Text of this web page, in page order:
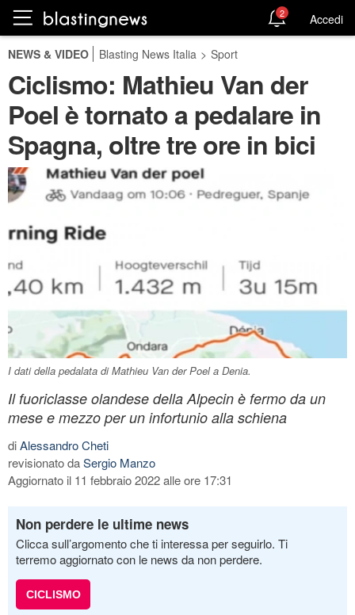
2 Accedi
NEWS & VIDEO Blasting News Italia > Sport
Ciclismo: Mathieu Van der
Poel è tornato a pedalare in
Spagna, oltre tre ore in bici
I dati della pedalata di Mathieu Van der Poel a Denia.
Il fuoriclasse olandese della Alpecin è fermo da un
mese e mezzo per un infortunio alla schiena
diAlessandro Cheti
revisionato daSergio Manzo
Aggiornato il 11 febbraio 2022 alle ore 17:31
Non perdere le ultime news
Clicca sull’argomento che ti interessa per seguirlo. Ti
terremo aggiornato con le news da non perdere.
CICLISMO